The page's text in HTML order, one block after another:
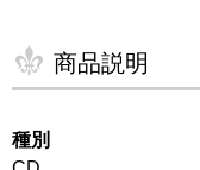
商品説明
種別